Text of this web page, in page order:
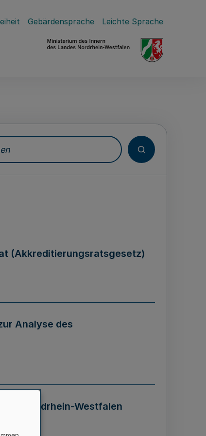
Gebärdensprache Leichte Sprache
(Akkreditierungsratsgesetz)
Analyse des
Nordrhein-Westfalen